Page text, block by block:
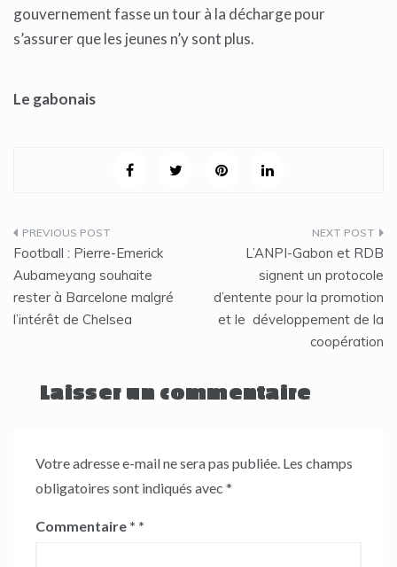
gouvernement fasse un tour à la décharge pour
s’assurer que les jeunes n’y sont plus.
Le gabonais
Navigation
de
l’article
Football : Pierre-Emerick
Aubameyang souhaite
rester à Barcelone malgré
l’intérêt de Chelsea
L’ANPI-Gabon et RDB
signent un protocole
d’entente pour la promotion
et le développement de la
coopération
Laisser un commentaire
Votre adresse e-mail ne sera pas publiée. Les champs
obligatoires sont indiqués avec *
Commentaire *